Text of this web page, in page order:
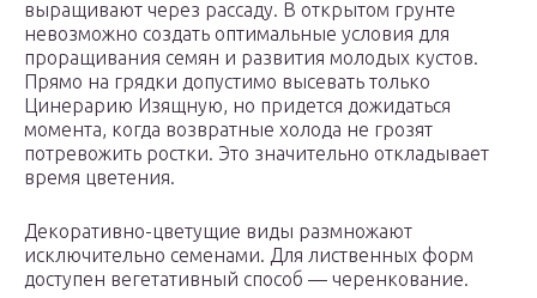
выращивают через рассаду. В открытом грунте
невозможно создать оптимальные условия для
проращивания семян и развития молодых кустов.
Прямо на грядки допустимо высевать только
Цинерарию Изящную, но придется дожидаться
момента, когда возвратные холода не грозят
потревожить ростки. Это значительно откладывает
время цветения.
Декоративно-цветущие виды размножают
исключительно семенами. Для лиственных форм
доступен вегетативный способ — черенкование.